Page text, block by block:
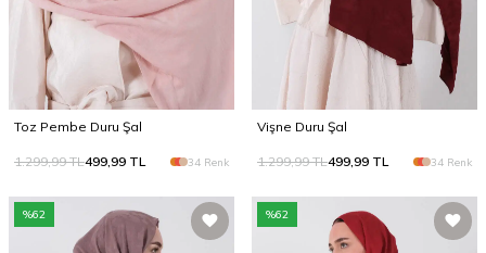
Toz Pembe Duru Şal
1.299,99TL499,99 TL 34 Renk
Vişne Duru Şal
1.299,99TL499,99 TL 34 Renk
%62 %62